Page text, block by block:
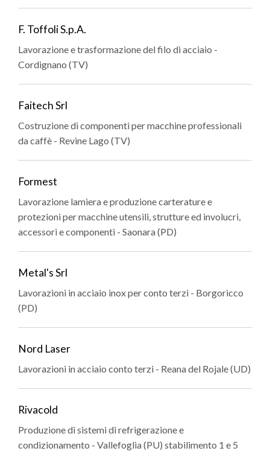
F. Toffoli S.p.A.
Lavorazione e trasformazione del filo di acciaio -
Cordignano (TV)
Faitech Srl
Costruzione di componenti per macchine professionali
da caffè - Revine Lago (TV)
Formest
Lavorazione lamiera e produzione carterature e
protezioni per macchine utensili, strutture ed involucri,
accessori e componenti - Saonara (PD)
Metal's Srl
Lavorazioni in acciaio inox per conto terzi - Borgoricco
(PD)
Nord Laser
Lavorazioni in acciaio conto terzi - Reana del Rojale (UD)
Rivacold
Produzione di sistemi di refrigerazione e
condizionamento - Vallefoglia (PU) stabilimento 1 e 5